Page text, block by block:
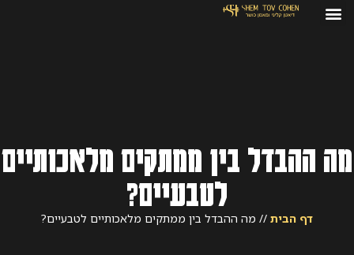
מה ההבדל בין ממתקים מלאכותיים
לטבעיים?
דף הבית // מה ההבדל בין ממתקים מלאכותיים לטבעיים?